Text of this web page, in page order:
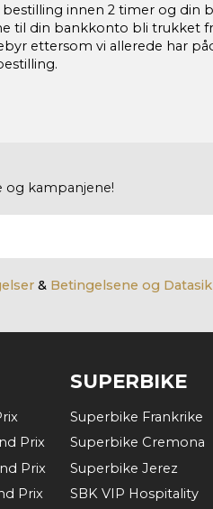
bestilling innen 2 timer og din
til din bankkonto bli trukket
ettersom vi allerede har
og kampanjene!
& Betingelsene og
Prix
Prix
Prix
SUPERBIKE
Superbike Frankrike
Superbike Cremona
Superbike Jerez
SBK VIP Hospitality